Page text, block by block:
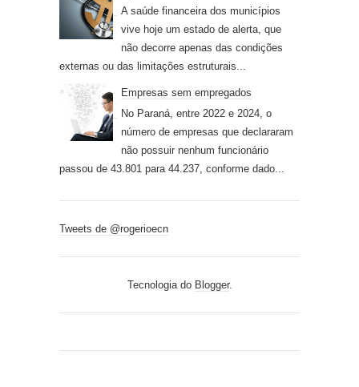
A saúde financeira dos municípios
vive hoje um estado de alerta, que
não decorre apenas das condições
externas ou das limitações estruturais...
Empresas sem empregados
No Paraná, entre 2022 e 2024, o
número de empresas que declararam
não possuir nenhum funcionário
passou de 43.801 para 44.237, conforme dado...
Tweets de @rogerioecn
Tecnologia do Blogger.